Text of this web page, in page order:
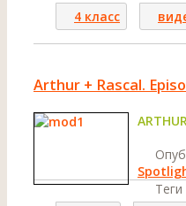
4 класс
Arthur + Rascal.
Теги